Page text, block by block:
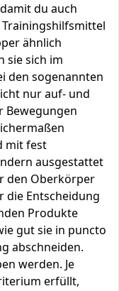
du auch
ähnlich
sie sich im
den sogenannten
nur auf- und
Bewegungen
mit fest
ausgestattet
den Oberkörper
die Entscheidung
Produkte
gut sie in puncto
abschneiden.
werden. Je
erfüllt,